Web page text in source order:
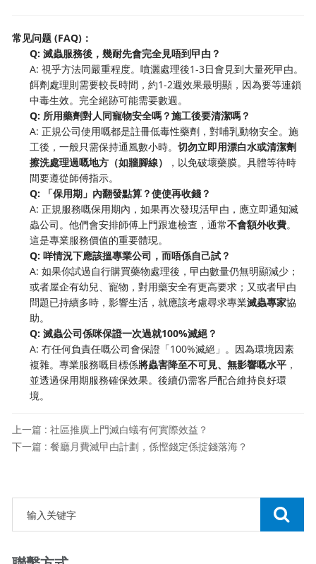
常见问题 (FAQ)：
Q: 滅蟲服務後，幾耐先會完全見唔到曱甴？
A: 視乎方法同嚴重程度。噴灑處理後1-3日會見到大量死曱甴。
餌劑處理則需要較長時間，約1-2週效果最明顯，因為要等連鎖
中毒生效。完全絕跡可能需要數週。
Q: 所用藥劑對人同寵物安全嗎？施工後要清潔嗎？
A: 正規公司使用嘅都是註冊低毒性藥劑，對哺乳動物安全。施
工後，一般只需保持通風數小時。切勿立即用漂白水或清潔劑
擦洗處理過嘅地方（如牆腳線）
，以免破壞藥膜。具體等待時
間要遵從師傅指示。
Q: 「保用期」內翻發點算？使使再收錢？
A: 正規服務嘅保用期內，如果再次發現活曱甴，應立即通知滅
蟲公司。他們會安排師傅上門跟進檢查，通常不會額外收費。
這是專業服務價值的重要體現。
Q: 咩情況下應該搵專業公司，而唔係自己試？
A: 如果你試過自行購買藥物處理後，曱甴數量仍無明顯減少；
或者屋企有幼兒、寵物，對用藥安全有更高要求；又或者曱甴
問題已持續多時，影響生活，就應該考慮尋求專業滅蟲專家協
助。
Q: 滅蟲公司係咪保證一次過就100%滅絕？
A: 冇任何負責任嘅公司會保證「100%滅絕」。因為環境因素
複雜。專業服務嘅目標係將蟲害降至不可見、無影響嘅水平 ，
並透過保用期服務確保效果。後續仍需客戶配合維持良好環
境。
上一篇 : 社區推廣上門滅白蟻有何實際效益？
下一篇 : 餐廳月費滅曱甴計劃，係慳錢定係掟錢落海？